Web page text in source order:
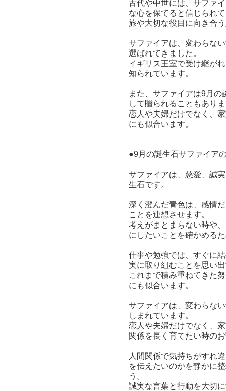
古代や中世には、サファ
な心を保てると信じられ
旅や大切な役目に向き合
サファイアは、変わらな
選ばれてきました。
イギリス王室で受け継が
知られています。
また、サファイアは9月
して贈られることもあり
恋人や夫婦だけでなく、
にも似合います。
●9月の誕生石サファイア
サファイアは、慈愛、誠
生石です。
深く澄んだ青色は、感情
ことを連想させます。
考えがまとまらない時や
にしたいことを確かめる
仕事や勉強では、すぐに
実に取り組むことを思い
これまで積み重ねてきた
にも似合います。
サファイアは、変わらな
しまれています。
恋人や夫婦だけでなく、
関係を長く育てたい時の
人間関係で気持ちがすれ
を伝えたいのかを静かに
う。
誠実な言葉と行動を大切